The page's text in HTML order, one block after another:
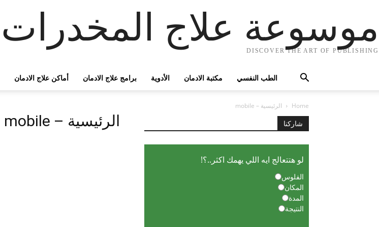
موسوعة علاج المخدرات
DISCOVER THE ART OF PUBLISHING
أماكن علاج الادمان برامج علاج الادمان الأدوية مكتبة الادمان الطب النفسي
Home الرئيسية – mobile
الرئيسية – mobile شاركنا
لو هتتعالج ايه اللي يهمك اكثر..؟!
الفلوس
المكان
المدة
النتيجة